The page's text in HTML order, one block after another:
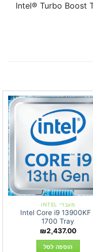
Intel® Turbo Boost
מעבדי INTEL
Intel Core i9 13900KF
1700 Tray
₪2,437.00
הוספה לסל